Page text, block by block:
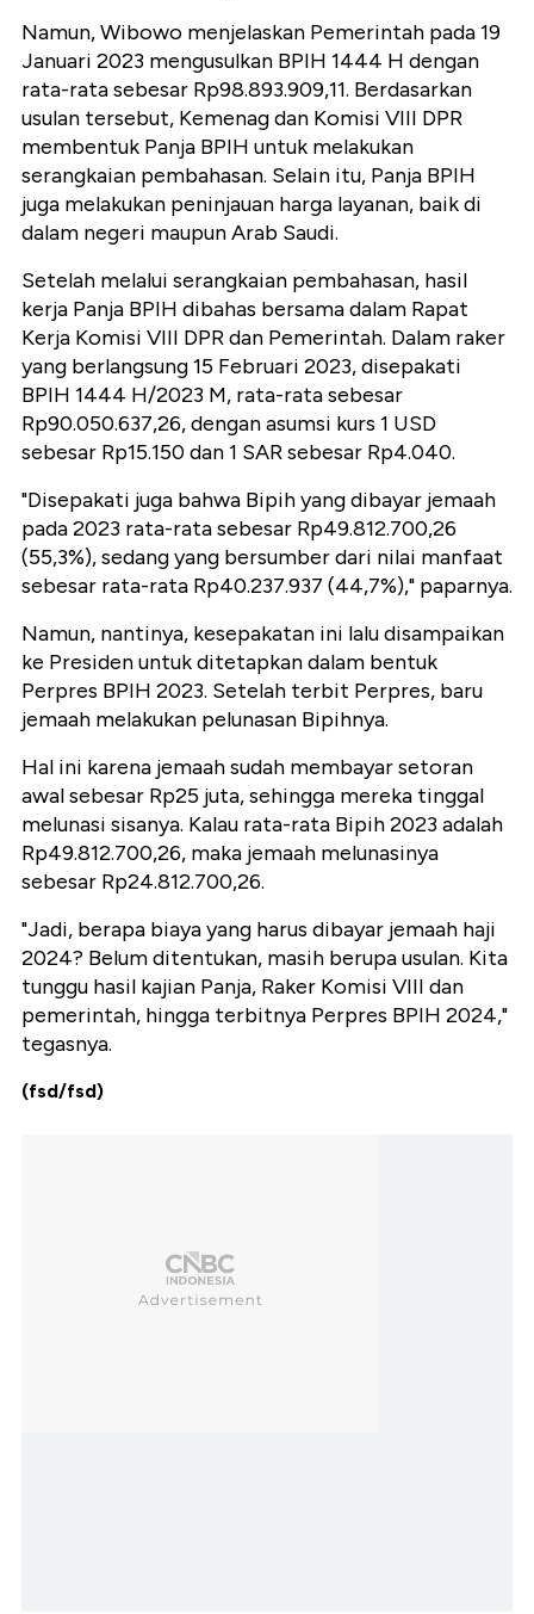
Namun, Wibowo menjelaskan Pemerintah pada 19
Januari 2023 mengusulkan BPIH 1444 H dengan
rata-rata sebesar Rp98.893.909,11. Berdasarkan
usulan tersebut, Kemenag dan Komisi VIII DPR
membentuk Panja BPIH untuk melakukan
serangkaian pembahasan. Selain itu, Panja BPIH
juga melakukan peninjauan harga layanan, baik di
dalam negeri maupun Arab Saudi.
Setelah melalui serangkaian pembahasan, hasil
kerja Panja BPIH dibahas bersama dalam Rapat
Kerja Komisi VIII DPR dan Pemerintah. Dalam raker
yang berlangsung 15 Februari 2023, disepakati
BPIH 1444 H/2023 M, rata-rata sebesar
Rp90.050.637,26, dengan asumsi kurs 1 USD
sebesar Rp15.150 dan 1 SAR sebesar Rp4.040.
"Disepakati juga bahwa Bipih yang dibayar jemaah
pada 2023 rata-rata sebesar Rp49.812.700,26
(55,3%), sedang yang bersumber dari nilai manfaat
sebesar rata-rata Rp40.237.937 (44,7%)," paparnya.
Namun, nantinya, kesepakatan ini lalu disampaikan
ke Presiden untuk ditetapkan dalam bentuk
Perpres BPIH 2023. Setelah terbit Perpres, baru
jemaah melakukan pelunasan Bipihnya.
Hal ini karena jemaah sudah membayar setoran
awal sebesar Rp25 juta, sehingga mereka tinggal
melunasi sisanya. Kalau rata-rata Bipih 2023 adalah
Rp49.812.700,26, maka jemaah melunasinya
sebesar Rp24.812.700,26.
"Jadi, berapa biaya yang harus dibayar jemaah haji
2024? Belum ditentukan, masih berupa usulan. Kita
tunggu hasil kajian Panja, Raker Komisi VIII dan
pemerintah, hingga terbitnya Perpres BPIH 2024,"
tegasnya.
(fsd/fsd)